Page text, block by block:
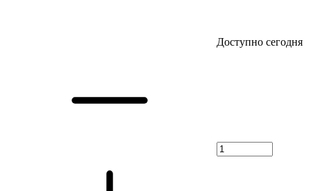
Доступно сегодня